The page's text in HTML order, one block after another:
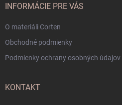
INFORMÁCIE PRE VÁS
O materiáli Corten
Obchodné podmienky
Podmienky ochrany osobných údajov
KONTAKT